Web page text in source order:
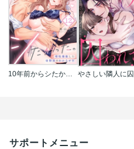
10年前からシたかった。～理性爆散した幼馴染のわからせＨ
サポートメニュー